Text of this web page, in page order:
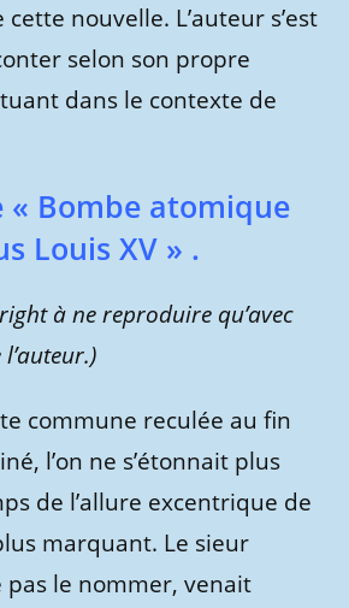
nouvelle. L’auteur s’est
selon son propre
dans le contexte de
« Bombe atomique
Louis XV » .
à ne reproduire qu’avec
commune reculée au fin
l’on ne s’étonnait plus
de l’allure excentrique de
marquant. Le sieur
le nommer, venait